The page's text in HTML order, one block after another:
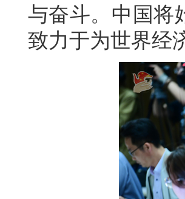
与奋斗。中国将
致力于为世界经